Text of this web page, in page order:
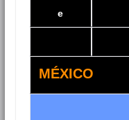
e
MÉXICO